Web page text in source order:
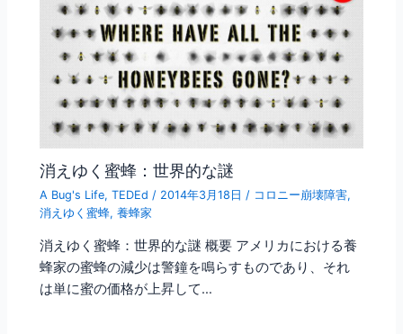
消えゆく蜜蜂：世界的な謎
A Bug's Life,TEDEd / 2014年3月18日 / コロニー崩壊障害,
消えゆく蜜蜂,養蜂家
消えゆく蜜蜂：世界的な謎 概要 アメリカにおける養
蜂家の蜜蜂の減少は警鐘を鳴らすものであり、それ
は単に蜜の価格が上昇して…